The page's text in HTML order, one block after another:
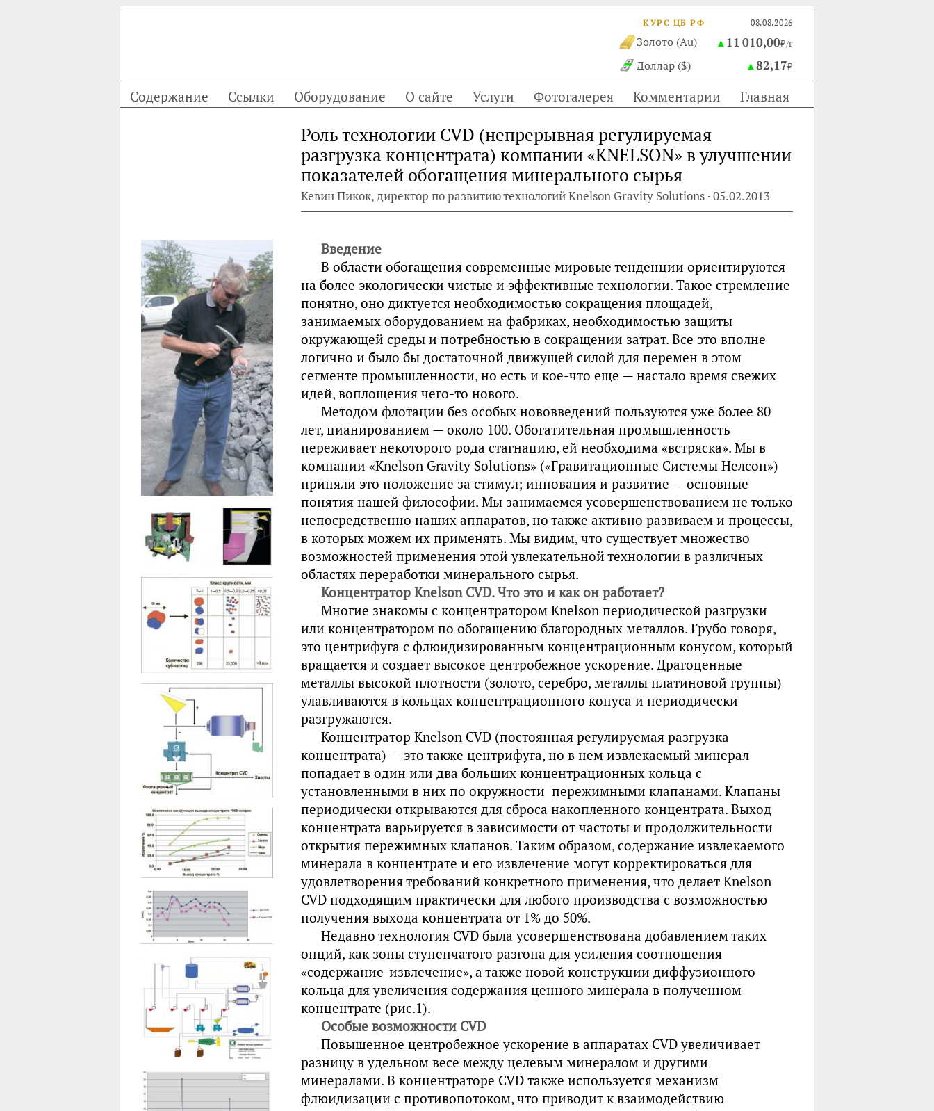
КУРС ЦБ РФ 08.08.2026
Золото (Au) ▲ 11 010,00₽/г
Доллар ($) ▲82,17₽
Содержание Ссылки Оборудование О сайте Услуги Фотогалерея Комментарии Главная
Роль технологии CVD (непрерывная регулируемая
разгрузка концентрата) компании «KNELSON» в улучшении
показателей обогащения минерального сырья
Кевин Пикок, директор по развитию технологий Knelson Gravity Solutions · 05.02.2013
Введение
В области обогащения современные мировые тенденции ориентируются
на более экологически чистые и эффективные технологии. Такое стремление
понятно, оно диктуется необходимостью сокращения площадей,
занимаемых оборудованием на фабриках, необходимостью защиты
окружающей среды и потребностью в сокращении затрат. Все это вполне
логично и было бы достаточной движущей силой для перемен в этом
сегменте промышленности, но есть и кое-что еще — настало время свежих
идей, воплощения чего-то нового.
Методом флотации без особых нововведений пользуются уже более 80
лет, цианированием — около 100. Обогатительная промышленность
переживает некоторого рода стагнацию, ей необходима «встряска». Мы в
компании «Knelson Gravity Solutions» («Гравитационные Системы Нелсон»)
приняли это положение за стимул; инновация и развитие — основные
понятия нашей философии. Мы занимаемся усовершенствованием не только
непосредственно наших аппаратов, но также активно развиваем и процессы,
в которых можем их применять. Мы видим, что существует множество
возможностей применения этой увлекательной технологии в различных
областях переработки минерального сырья.
Концентратор Knelson CVD. Что это и как он работает?
Многие знакомы с концентратором Knelson периодической разгрузки
или концентратором по обогащению благородных металлов. Грубо говоря,
это центрифуга с флюидизированным концентрационным конусом, который
вращается и создает высокое центробежное ускорение. Драгоценные
металлы высокой плотности (золото, серебро, металлы платиновой группы)
улавливаются в кольцах концентрационного конуса и периодически
разгружаются.
Концентратор Knelson CVD (постоянная регулируемая разгрузка
концентрата) — это также центрифуга, но в нем извлекаемый минерал
попадает в один или два больших концентрационных кольца с
установленными в них по окружности пережимными клапанами. Клапаны
периодически открываются для сброса накопленного концентрата. Выход
концентрата варьируется в зависимости от частоты и продолжительности
открытия пережимных клапанов. Таким образом, содержание извлекаемого
минерала в концентрате и его извлечение могут корректироваться для
удовлетворения требований конкретного применения, что делает Knelson
CVD подходящим практически для любого производства с возможностью
получения выхода концентрата от 1% до 50%.
Недавно технология CVD была усовершенствована добавлением таких
опций, как зоны ступенчатого разгона для усиления соотношения
«содержание-извлечение», а также новой конструкции диффузионного
кольца для увеличения содержания ценного минерала в полученном
концентрате (рис.1).
Особые возможности CVD
Повышенное центробежное ускорение в аппаратах CVD увеличивает
разницу в удельном весе между целевым минералом и другими
минералами. В концентраторе CVD также используется механизм
флюидизации с противопотоком, что приводит к взаимодействию